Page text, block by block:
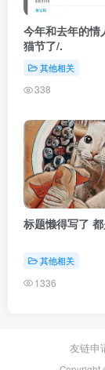
今年和去年的情
猫节了/.
其他相关
338
标题
其他相关
1336
友链申